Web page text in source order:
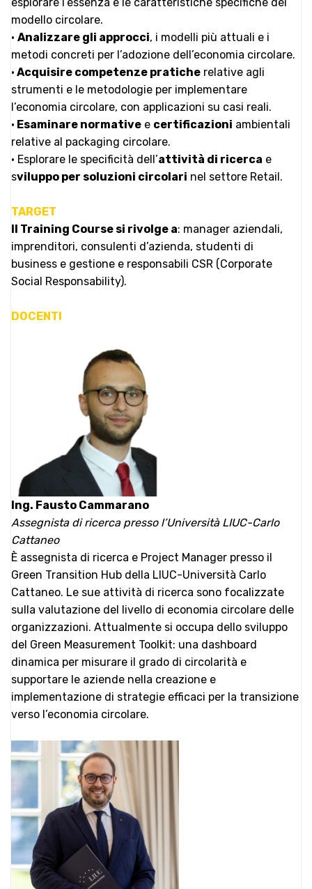
modello circolare.
• Analizzare gli approcci, i modelli più attuali e i
metodi concreti per l’adozione dell’economia circolare.
• Acquisire competenze pratiche relative agli
strumenti e le metodologie per implementare
l’economia circolare, con applicazioni su casi reali.
• Esaminare normative e certificazioni ambientali
relative al packaging circolare.
• Esplorare le specificità dell’attività di ricerca e
sviluppo per soluzioni circolari nel settore Retail.
TARGET
Il Training Course si rivolge a: manager aziendali,
imprenditori, consulenti d’azienda, studenti di
business e gestione e responsabili CSR (Corporate
Social Responsability).
DOCENTI
Ing. Fausto Cammarano
Assegnista di ricerca presso l’Università LIUC-Carlo
Cattaneo
È assegnista di ricerca e Project Manager presso il
Green Transition Hub della LIUC-Università Carlo
Cattaneo. Le sue attività di ricerca sono focalizzate
sulla valutazione del livello di economia circolare delle
organizzazioni. Attualmente si occupa dello sviluppo
del Green Measurement Toolkit: una dashboard
dinamica per misurare il grado di circolarità e
supportare le aziende nella creazione e
implementazione di strategie efficaci per la transizione
verso l’economia circolare.